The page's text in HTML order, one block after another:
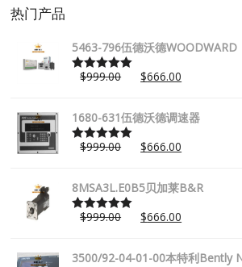
热门产品
5463-796伍德沃德WOODWARD
Rated5.00
$999.00 $666.00
1680-631伍德沃德调速器
Rated5.00
$999.00 $666.00
8MSA3L.E0B5贝加莱B&R
Rated5.00
$999.00 $666.00
3500/92-04-01-00本特利Bently